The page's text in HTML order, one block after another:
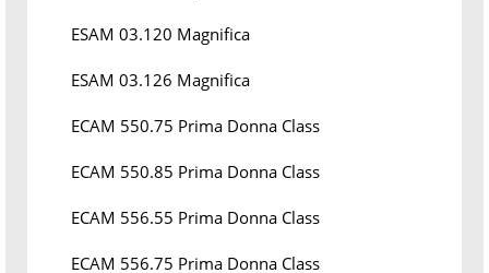
ESAM 03.120 Magnifica
ESAM 03.126 Magnifica
ECAM 550.75 Prima Donna Class
ECAM 550.85 Prima Donna Class
ECAM 556.55 Prima Donna Class
ECAM 556.75 Prima Donna Class